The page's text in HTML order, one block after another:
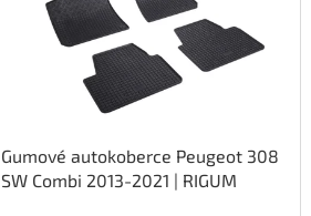
Gumové autokoberce Peugeot 308
SW Combi 2013-2021 | RIGUM